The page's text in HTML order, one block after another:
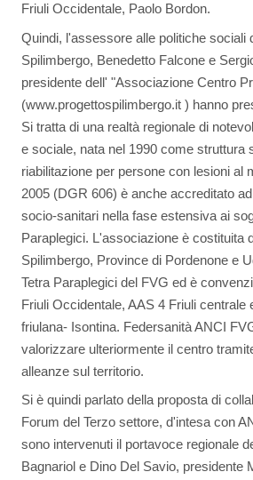
Friuli Occidentale, Paolo Bordon.
Quindi, l'assessore alle politiche sociali
Spilimbergo, Benedetto Falcone e
presidente dell' "Associazione Centro
(www.progettospilimbergo.it ) hanno
Si tratta di una realtà regionale di
e sociale, nata nel 1990 come struttura
riabilitazione per persone con lesioni al
2005 (DGR 606) è anche accreditato
socio-sanitari nella fase estensiva ai
Paraplegici. L'associazione è costituita
Spilimbergo, Province di Pordenone e
Tetra Paraplegici del FVG ed è
Friuli Occidentale, AAS 4 Friuli centrale
friulana- Isontina. Federsanità ANCI
valorizzare ulteriormente il centro
alleanze sul territorio.
Si è quindi parlato della proposta di
Forum del Terzo settore, d'intesa con
sono intervenuti il portavoce regionale
Bagnariol e Dino Del Savio, presidente